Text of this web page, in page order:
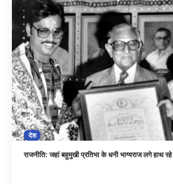
देश
राजनीति: जहां बहुमुखी प्रतिभा के धनी भाग्यराज लगे हाथ रहे